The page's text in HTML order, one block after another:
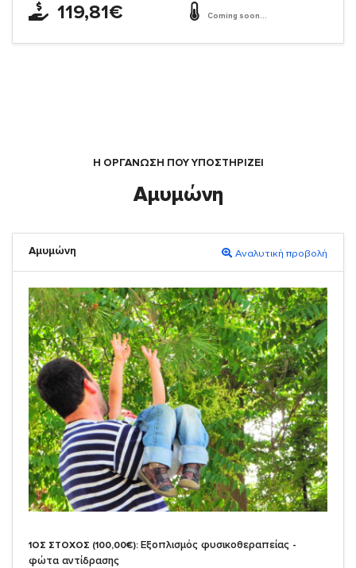
119,81€ Coming soon...
Η ΟΡΓΆΝΩΣΗ ΠΟΥ ΥΠΟΣΤΗΡΙΖΕΙ
Αμυμώνη
Αμυμώνη Αναλυτική προβολή
1ΟΣ ΣΤΟΧΟΣ (100,00€): Εξοπλισμός φυσικοθεραπείας -
φώτα αντίδρασης